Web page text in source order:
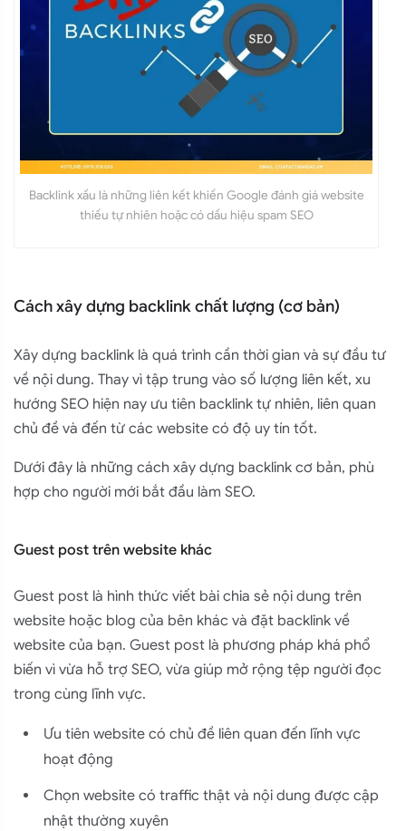
Backlink xấu là những liên kết khiến Google đánh giá website
thiếu tự nhiên hoặc có dấu hiệu spam SEO
Cách xây dựng backlink chất lượng (cơ bản)
Xây dựng backlink là quá trình cần thời gian và sự đầu tư
về nội dung. Thay vì tập trung vào số lượng liên kết, xu
hướng SEO hiện nay ưu tiên backlink tự nhiên, liên quan
chủ đề và đến từ các website có độ uy tín tốt.
Dưới đây là những cách xây dựng backlink cơ bản, phù
hợp cho người mới bắt đầu làm SEO.
Guest post trên website khác
Guest post là hình thức viết bài chia sẻ nội dung trên
website hoặc blog của bên khác và đặt backlink về
website của bạn. Guest post là phương pháp khá phổ
biến vì vừa hỗ trợ SEO, vừa giúp mở rộng tệp người đọc
trong cùng lĩnh vực.
Ưu tiên website có chủ đề liên quan đến lĩnh vực
hoạt động
Chọn website có traffic thật và nội dung được cập
nhật thường xuyên